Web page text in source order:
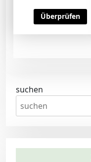
Überprüfen
suchen